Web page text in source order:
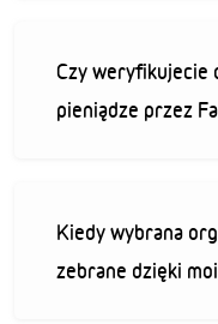
Czy weryfikujecie
pieniądze przez
Kiedy wybrana
zebrane dzięki